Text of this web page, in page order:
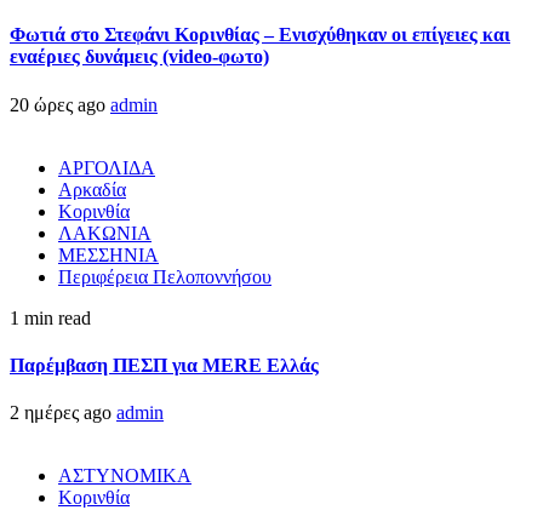
Φωτιά στο Στεφάνι Κορινθίας – Ενισχύθηκαν οι επίγειες και
εναέριες δυνάμεις (video-φωτο)
20 ώρες ago admin
ΑΡΓΟΛΙΔΑ
Αρκαδία
Κορινθία
ΛΑΚΩΝΙΑ
ΜΕΣΣΗΝΙΑ
Περιφέρεια Πελοποννήσου
1 min read
Παρέμβαση ΠΕΣΠ για MERE Ελλάς
2 ημέρες ago admin
ΑΣΤΥΝΟΜΙΚΑ
Κορινθία